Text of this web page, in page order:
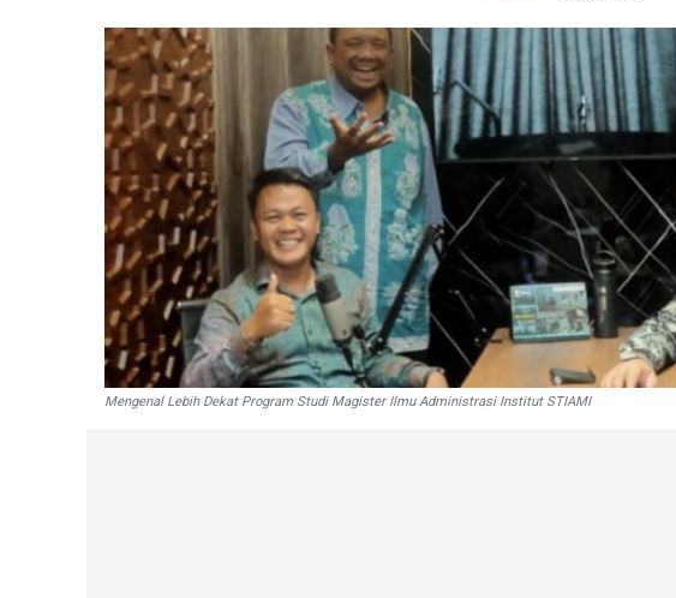
Mengenal Lebih Dekat Program Studi Magister Ilmu Administrasi Institut STIAMI